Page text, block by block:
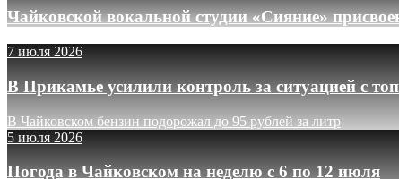
Чайковской вокальной студии «Сияние»
7 июля 2026
В Прикамье усилили контроль за ситуацией с
В Чайковском бензин подорожал до 95 рублей за литр
5 июля 2026
Погода в Чайковском на неделю с 6 по 12 июля